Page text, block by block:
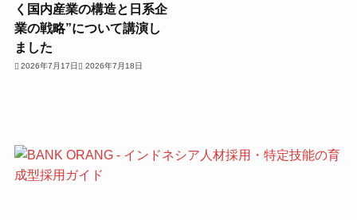
く国内産業の構造と日系企
業の戦略”について講演し
ました
2026年7月17日 2026年7月18日